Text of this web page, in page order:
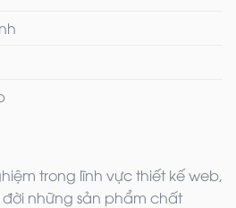
trong lĩnh vực thiết kế web,
những sản phẩm chất